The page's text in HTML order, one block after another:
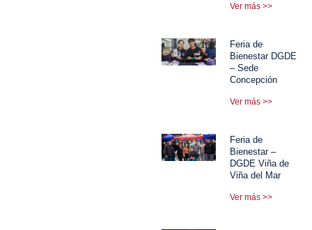
Ver más >>
Feria de
Bienestar DGDE
– Sede
Concepción
Ver más >>
Feria de
Bienestar –
DGDE Viña de
Viña del Mar
Ver más >>